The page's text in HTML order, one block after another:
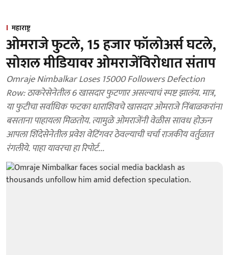
महाराष्ट्र
ओमराजे फुटले, 15 हजार फॉलोअर्स घटले,
सोशल मीडियावर ओमराजेंविरोधात संताप
Omraje Nimbalkar Loses 15000 Followers Defection
Row: ठाकरेसेनेतील 6 खासदार फुटणार असल्याचं स्पष्ट झालंय. मात्र,
या फुटीचा सर्वाधिक फटका धाराशिवचे खासदार ओमराजे निंबाळकरांना
बसताना पाहायला मिळतोय. त्यामुळे ओमराजेंनी वेळीस सावध होऊन
आपला शिंदेसेनेतील प्रवेश वेटिंगवर ठेवल्याची चर्चा राजकीय वर्तुळात
रंगलीये. पाहा यावरचा हा रिपोर्ट...